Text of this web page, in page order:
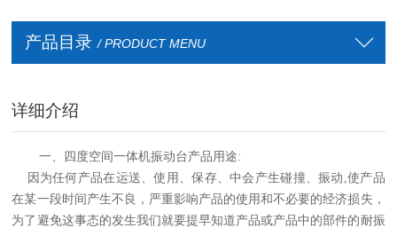
产品目录 / PRODUCT MENU
详细介绍
一、 四度空间一体机振动台产品用途:
因为任何产品在运送、使用、保存、中会产生碰撞、振动 使产品
在某一段时间产生不良，严重影响产品的使用和不必要的经济损失，
为了避免这事态的发生我们就要提早知道产品或产品中的部件的耐振